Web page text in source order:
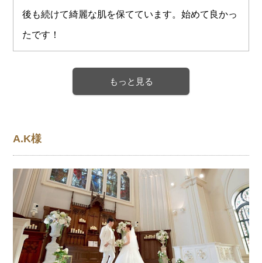
後も続けて綺麗な肌を保てています。始めて良かっ
たです！
もっと見る
A.K様